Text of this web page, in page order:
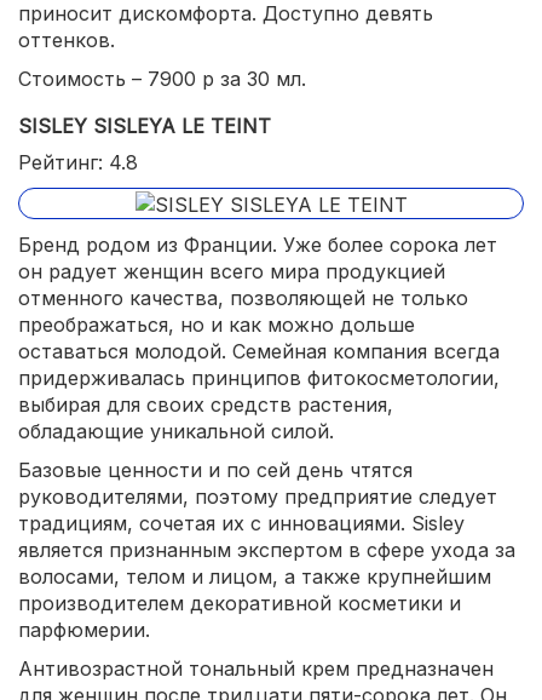
приносит дискомфорта. Доступно девять
оттенков.
Стоимость – 7900 р за 30 мл.
SISLEY SISLEYA LE TEINT
Рейтинг: 4.8
Бренд родом из Франции. Уже более сорока лет
он радует женщин всего мира продукцией
отменного качества, позволяющей не только
преображаться, но и как можно дольше
оставаться молодой. Семейная компания всегда
придерживалась принципов фитокосметологии,
выбирая для своих средств растения,
обладающие уникальной силой.
Базовые ценности и по сей день чтятся
руководителями, поэтому предприятие следует
традициям, сочетая их с инновациями. Sisley
является признанным экспертом в сфере ухода за
волосами, телом и лицом, а также крупнейшим
производителем декоративной косметики и
парфюмерии.
Антивозрастной тональный крем предназначен
для женщин после тридцати пяти-сорока лет. Он